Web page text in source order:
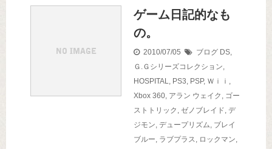
ゲーム日記的なも
の。
2010/07/05 ブログ DS,
Ｇ.Ｇシリーズコレクション,
HOSPITAL, PS3, PSP, Ｗｉｉ ,
Xbox 360, アラン ウェイク , ゴー
ストトリック , ゼノブレイド, デ
ジモン, デュープリズム, ブレイ
ブルー, ラブプラス, ロックマン,